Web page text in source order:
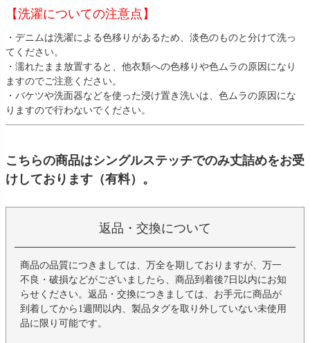
【洗濯についての注意点】
・デニムは洗濯による色移りがあるため、淡色のものと分けて洗っ
てください。
・濡れたまま放置すると、他衣類への色移りや色ムラの原因になり
ますのでご注意ください。
・バケツや洗面器などを使った浸け置き洗いは、色ムラの原因にな
りますので行わないでください。
こちらの商品はシングルステッチでのみ丈詰めをお受
けしております（有料）。
返品・交換について
商品の品質につきましては、万全を期しておりますが、万一
不良・破損などがございましたら、商品到着後7日以内にお知
らせください。返品・交換につきましては、お手元に商品が
到着してから1週間以内、製品タグを取り外していない未使用
品に限り可能です。